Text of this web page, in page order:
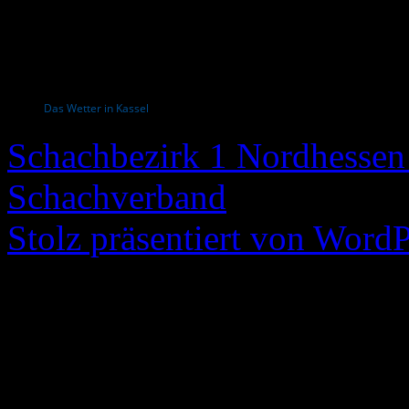
Das Wetter in Kassel
Schachbezirk 1
Schachverband
Stolz präsentiert von